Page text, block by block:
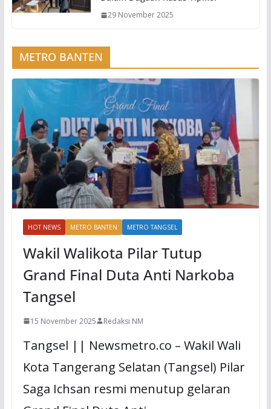
29 November 2025
METRO BANTEN
HOT NEWS METRO BANTEN METRO TANGSEL
Wakil Walikota Pilar Tutup
Grand Final Duta Anti Narkoba
Tangsel
15 November 2025 Redaksi NM
Tangsel || Newsmetro.co – Wakil Wali
Kota Tangerang Selatan (Tangsel) Pilar
Saga Ichsan resmi menutup gelaran